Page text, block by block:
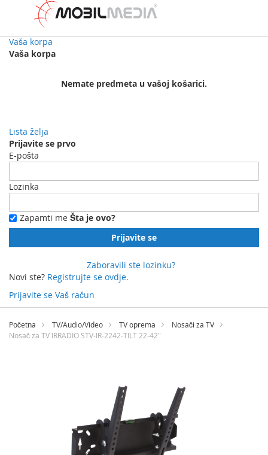
Vaša korpa
Vaša korpa
Nemate predmeta u vašoj košarici.
Lista želja
Prijavite se prvo
E-pošta
Lozinka
Zapamti me Šta je ovo?
Prijavite se
Zaboravili ste lozinku?
Novi ste? Registrujte se ovdje.
Prijavite se Vaš račun
Preskočite
sadržaj
Početna TV/Audio/Video TV oprema
Nosači za TV
Nosač za TV IRRADIO STV-IR-2242-TILT 22-42"